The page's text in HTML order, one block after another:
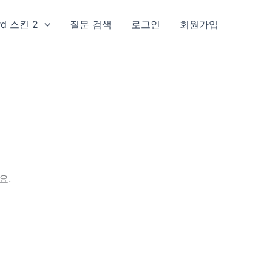
스킨 2 질문 검색 로그인 회원가입
.